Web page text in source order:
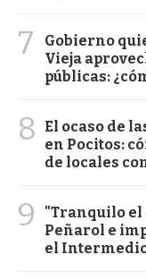
7
Gobierno
Vieja
públicas:
8
El ocaso de
en Pocitos:
de locales
9
"Tranquilo el
Peñarol e
el